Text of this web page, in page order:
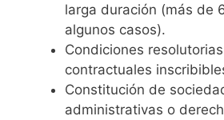
larga duración (más de
algunos casos).
Condiciones
contractuales
Constitución de
administrativas o